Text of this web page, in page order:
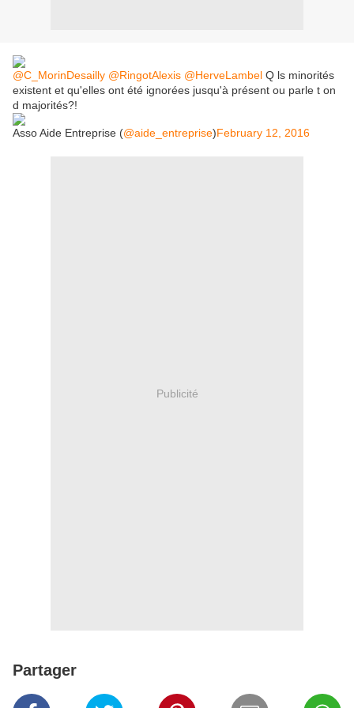
@C_MorinDesailly @RingotAlexis @HerveLambel Q ls minorités
existent et qu'elles ont été ignorées jusqu'à présent ou parle t on
d majorités?!
Asso Aide Entreprise (@aide_entreprise)February 12, 2016
Publicité
Partager